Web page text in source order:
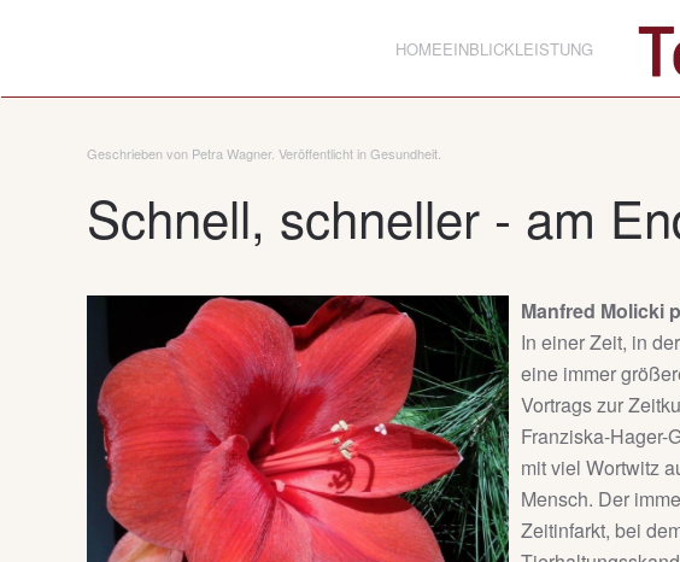
HOMEEINBLICKLEISTUNG
Geschrieben von Petra Wagner. Veröffentlicht inGesundheit
Schnell, schneller - am
Manfred Molicki
In einer Zeit, in
eine immer
Vortrags zur
Franziska-Hager-
mit viel Wortwitz
Mensch. Der
Zeitinfarkt, bei